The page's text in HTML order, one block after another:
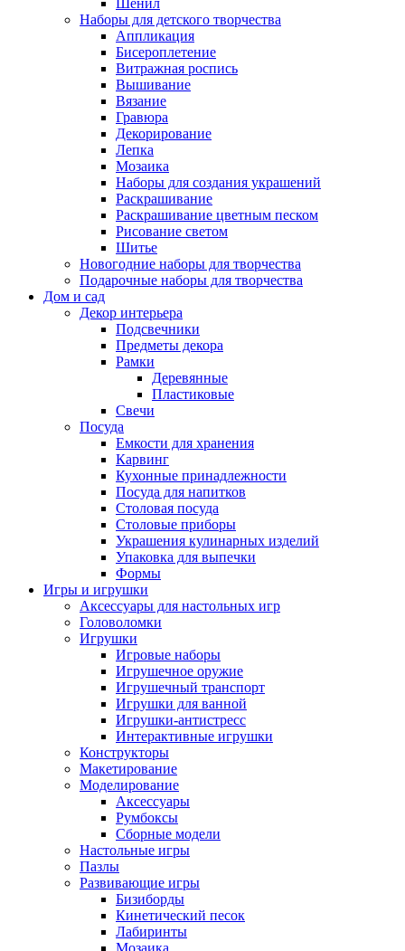
Шенил
Наборы для детского творчества
Аппликация
Бисероплетение
Витражная роспись
Вышивание
Вязание
Гравюра
Декорирование
Лепка
Мозаика
Наборы для создания украшений
Раскрашивание
Раскрашивание цветным песком
Рисование светом
Шитье
Новогодние наборы для творчества
Подарочные наборы для творчества
Дом и сад
Декор интерьера
Подсвечники
Предметы декора
Рамки
Деревянные
Пластиковые
Свечи
Посуда
Емкости для хранения
Карвинг
Кухонные принадлежности
Посуда для напитков
Столовая посуда
Столовые приборы
Украшения кулинарных изделий
Упаковка для выпечки
Формы
Игры и игрушки
Аксессуары для настольных игр
Головоломки
Игрушки
Игровые наборы
Игрушечное оружие
Игрушечный транспорт
Игрушки для ванной
Игрушки-антистресс
Интерактивные игрушки
Конструкторы
Макетирование
Моделирование
Аксессуары
Румбоксы
Сборные модели
Настольные игры
Пазлы
Развивающие игры
Бизиборды
Кинетический песок
Лабиринты
Мозаика